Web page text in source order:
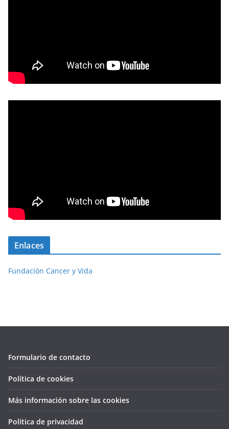
Enlaces
Fundación Cancer y Vida
Formulario de contacto
Política de cookies
Más información sobre las cookies
Politica de privacidad